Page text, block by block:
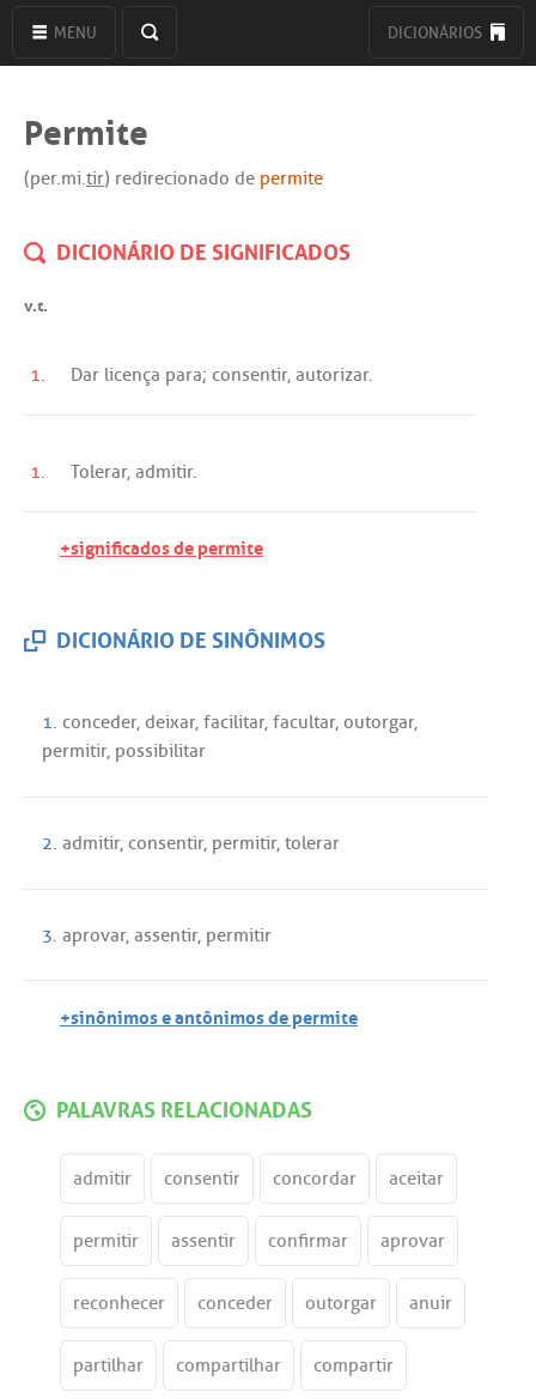
MENU DICIONÁRIOS
Permite
(per.mi.tir) redirecionado de permite
DICIONÁRIO DE SIGNIFICADOS
v.t.
1. Dar licença para; consentir, autorizar.
1. Tolerar, admitir.
+significados de permite
DICIONÁRIO DE SINÔNIMOS
1. conceder, deixar, facilitar, facultar, outorgar,
permitir, possibilitar
2. admitir, consentir, permitir, tolerar
3. aprovar, assentir, permitir
+sinônimos e antônimos de permite
PALAVRAS RELACIONADAS
admitir consentir concordar aceitar
permitir assentir confirmar aprovar
reconhecer conceder outorgar anuir
partilhar compartilhar compartir